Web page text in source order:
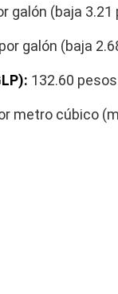
galón (baja 3.21
galón (baja
132.60
metro cúbico